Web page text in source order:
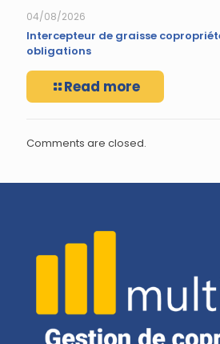
04/08/2026
Intercepteur de graisse
obligations
Read more
Comments are closed.